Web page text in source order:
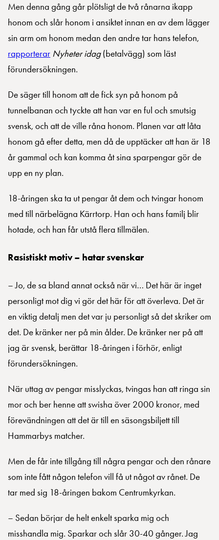
Men denna gång går plötsligt de två rånarna ikapp
honom och slår honom i ansiktet innan en av dem lägger
sin arm om honom medan den andre tar hans telefon,
rapporterar Nyheter idag(betalvägg) som läst
förundersökningen.
De säger till honom att de fick syn på honom på
tunnelbanan och tyckte att han var en ful och smutsig
svensk, och att de ville råna honom. Planen var att låta
honom gå efter detta, men då de upptäcker att han är 18
år gammal och kan komma åt sina sparpengar gör de
upp en ny plan.
18-åringen ska ta ut pengar åt dem och tvingar honom
med till närbelägna Kärrtorp. Han och hans familj blir
hotade, och han får utstå flera tillmälen.
Rasistiskt motiv – hatar svenskar
– Jo, de sa bland annat också när vi… Det här är inget
personligt mot dig vi gör det här för att överleva. Det är
en viktig detalj men det var ju personligt så det skriker om
det. De kränker ner på min ålder. De kränker ner på att
jag är svensk, berättar 18-åringen i förhör, enligt
förundersökningen.
När uttag av pengar misslyckas, tvingas han att ringa sin
mor och ber henne att swisha över 2000 kronor, med
förevändningen att det är till en säsongsbiljett till
Hammarbys matcher.
Men de får inte tillgång till några pengar och den rånare
som inte fått någon telefon vill få ut något av rånet. De
tar med sig 18-åringen bakom Centrumkyrkan.
– Sedan börjar de helt enkelt sparka mig och
misshandla mig. Sparkar och slår 30-40 gånger. Jag